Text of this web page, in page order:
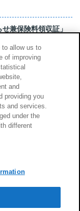
兼保険料領収証」
記載誤りについて
勧誘方針
Co., Ltd.
to allow us to
of improving
and
providing you
and services.
under the
different